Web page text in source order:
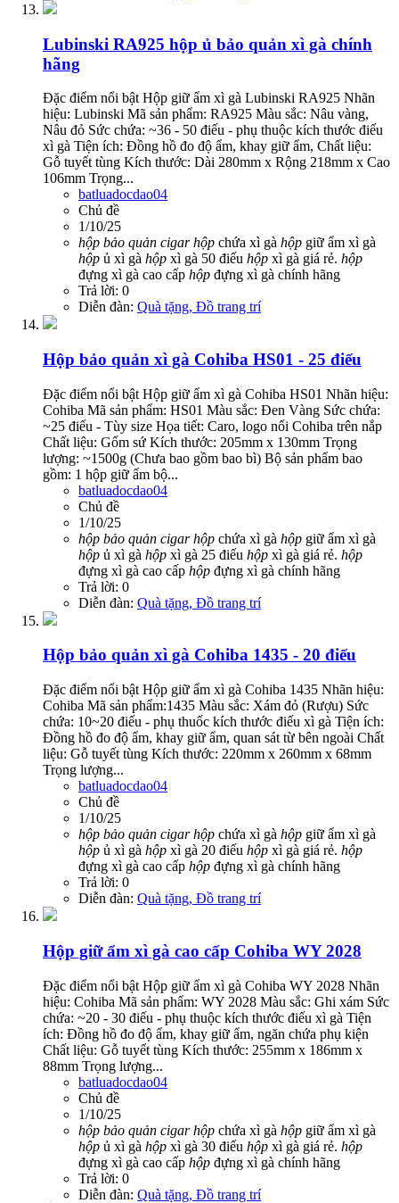
Lubinski RA925 hộp ủ bảo quản xì gà chính
hãng
Đặc điểm nổi bật Hộp giữ ẩm xì gà Lubinski RA925 Nhãn
hiệu: Lubinski Mã sản phẩm: RA925 Màu sắc: Nâu vàng,
Nâu đỏ Sức chứa: ~36 - 50 điếu - phụ thuộc kích thước điếu
xì gà Tiện ích: Đồng hồ đo độ ẩm, khay giữ ẩm, Chất liệu:
Gỗ tuyết tùng Kích thước: Dài 280mm x Rộng 218mm x Cao
106mm Trọng...
batluadocdao04
Chủ đề
1/10/25
hộp bảo quản cigar hộp chứa xì gà hộp giữ ẩm xì gà
hộp ủ xì gà hộp xì gà 50 điếu hộp xì gà giá rẻ. hộp
đựng xì gà cao cấp hộp đựng xì gà chính hãng
Trả lời: 0
Diễn đàn: Quà tặng, Đồ trang trí
Hộp bảo quản xì gà Cohiba HS01 - 25 điếu
Đặc điểm nổi bật Hộp giữ ẩm xì gà Cohiba HS01 Nhãn hiệu:
Cohiba Mã sản phẩm: HS01 Màu sắc: Đen Vàng Sức chứa:
~25 điếu - Tùy size Họa tiết: Caro, logo nổi Cohiba trên nắp
Chất liệu: Gốm sứ Kích thước: 205mm x 130mm Trọng
lượng: ~1500g (Chưa bao gồm bao bì) Bộ sản phẩm bao
gồm: 1 hộp giữ ẩm bộ...
batluadocdao04
Chủ đề
1/10/25
hộp bảo quản cigar hộp chứa xì gà hộp giữ ẩm xì gà
hộp ủ xì gà hộp xì gà 25 điếu hộp xì gà giá rẻ. hộp
đựng xì gà cao cấp hộp đựng xì gà chính hãng
Trả lời: 0
Diễn đàn: Quà tặng, Đồ trang trí
Hộp bảo quản xì gà Cohiba 1435 - 20 điếu
Đặc điểm nổi bật Hộp giữ ẩm xì gà Cohiba 1435 Nhãn hiệu:
Cohiba Mã sản phẩm:1435 Màu sắc: Xám đỏ (Rượu) Sức
chứa: 10~20 điếu - phụ thuốc kích thước điếu xì gà Tiện ích:
Đồng hồ đo độ ẩm, khay giữ ẩm, quan sát từ bên ngoài Chất
liệu: Gỗ tuyết tùng Kích thước: 220mm x 260mm x 68mm
Trọng lượng...
batluadocdao04
Chủ đề
1/10/25
hộp bảo quản cigar hộp chứa xì gà hộp giữ ẩm xì gà
hộp ủ xì gà hộp xì gà 20 điếu hộp xì gà giá rẻ. hộp
đựng xì gà cao cấp hộp đựng xì gà chính hãng
Trả lời: 0
Diễn đàn: Quà tặng, Đồ trang trí
Hộp giữ ẩm xì gà cao cấp Cohiba WY 2028
Đặc điểm nổi bật Hộp giữ ẩm xì gà Cohiba WY 2028 Nhãn
hiệu: Cohiba Mã sản phẩm: WY 2028 Màu sắc: Ghi xám Sức
chứa: ~20 - 30 điếu - phụ thuộc kích thước điếu xì gà Tiện
ích: Đồng hồ đo độ ẩm, khay giữ ẩm, ngăn chứa phụ kiện
Chất liệu: Gỗ tuyết tùng Kích thước: 255mm x 186mm x
88mm Trọng lượng...
batluadocdao04
Chủ đề
1/10/25
hộp bảo quản cigar hộp chứa xì gà hộp giữ ẩm xì gà
hộp ủ xì gà hộp xì gà 30 điếu hộp xì gà giá rẻ. hộp
đựng xì gà cao cấp hộp đựng xì gà chính hãng
Trả lời: 0
Diễn đàn: Quà tặng, Đồ trang trí